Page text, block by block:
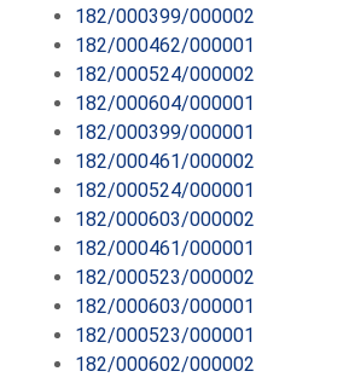
182/000399/000002
182/000462/000001
182/000524/000002
182/000604/000001
182/000399/000001
182/000461/000002
182/000524/000001
182/000603/000002
182/000461/000001
182/000523/000002
182/000603/000001
182/000523/000001
182/000602/000002